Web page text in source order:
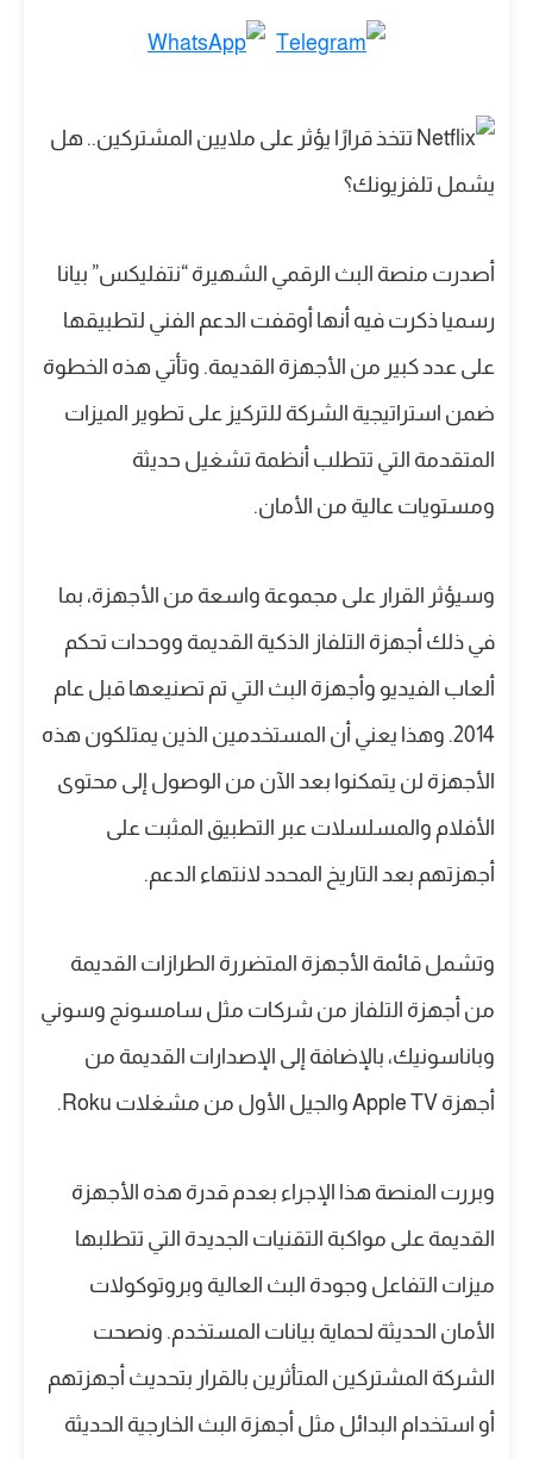
أصدرت منصة البث الرقمي الشهيرة “نتفليكس” بيانا
رسميا ذكرت فيه أنها أوقفت الدعم الفني لتطبيقها
على عدد كبير من الأجهزة القديمة. وتأتي هذه الخطوة
ضمن استراتيجية الشركة للتركيز على تطوير الميزات
المتقدمة التي تتطلب أنظمة تشغيل حديثة
ومستويات عالية من الأمان.
وسيؤثر القرار على مجموعة واسعة من الأجهزة، بما
في ذلك أجهزة التلفاز الذكية القديمة ووحدات تحكم
ألعاب الفيديو وأجهزة البث التي تم تصنيعها قبل عام
2014. وهذا يعني أن المستخدمين الذين يمتلكون هذه
الأجهزة لن يتمكنوا بعد الآن من الوصول إلى محتوى
الأفلام والمسلسلات عبر التطبيق المثبت على
أجهزتهم بعد التاريخ المحدد لانتهاء الدعم.
وتشمل قائمة الأجهزة المتضررة الطرازات القديمة
من أجهزة التلفاز من شركات مثل سامسونج وسوني
وباناسونيك، بالإضافة إلى الإصدارات القديمة من
أجهزة Apple TV والجيل الأول من مشغلات Roku.
وبررت المنصة هذا الإجراء بعدم قدرة هذه الأجهزة
القديمة على مواكبة التقنيات الجديدة التي تتطلبها
ميزات التفاعل وجودة البث العالية وبروتوكولات
الأمان الحديثة لحماية بيانات المستخدم. ونصحت
الشركة المشتركين المتأثرين بالقرار بتحديث أجهزتهم
أو استخدام البدائل مثل أجهزة البث الخارجية الحديثة